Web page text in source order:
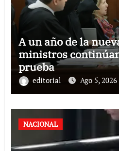
A un año de la
ministros
prueba
editorial Ago 5, 2026
NACIONAL